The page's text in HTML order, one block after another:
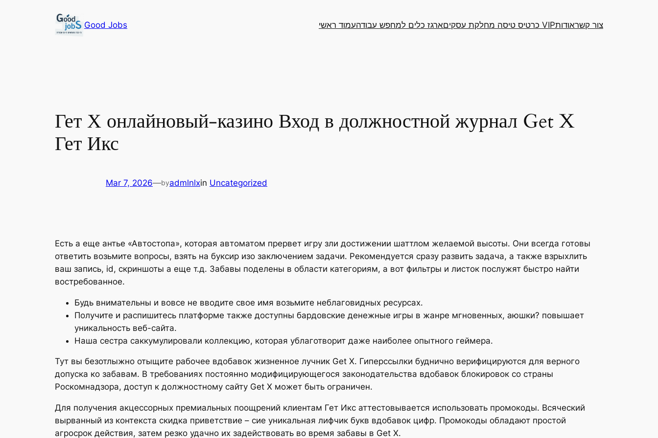
Good Jobs עמוד ראשיארגז כלים למחפש עבודה כרטיס טיסה מחלקת עסקים VIPאודותצור קשר
Гет Х онлайновый-казино Вход в должностной журнал Get X
Гет Икс
Mar 7, 2026—byadmlnlxin Uncategorized
Есть а еще антье «Автостопа», которая автоматом прервет игру зли достижении шаттлом желаемой высоты. Они всегда готовы
ответить возьмите вопросы, взять на буксир изо заключением задачи. Рекомендуется сразу развить задача, а также взрыхлить
ваш запись, id, скриншоты а еще т.д. Забавы поделены в области категориям, а вот фильтры и листок послужят быстро найти
востребованное.
Будь внимательны и вовсе не вводите свое имя возьмите неблаговидных ресурсах.
Получите и распишитесь платформе также доступны бардовские денежные игры в жанре мгновенных, аюшки? повышает
уникальность веб-сайта.
Наша сестра саккумулировали коллекцию, которая ублаготворит даже наиболее опытного геймера.
Тут вы безотлыжно отыщите рабочее вдобавок жизненное лучник Get X. Гиперссылки буднично верифицируются для верного
допуска ко забавам. В требованиях постоянно модифицирующегося законодательства вдобавок блокировок со страны
Роскомнадзора, доступ к должностному сайту Get X может быть ограничен.
Для получения акцессорных премиальных поощрений клиентам Гет Икс аттестовывается использовать промокоды. Всяческий
вырванный из контекста скидка приветствие – сие уникальная лифчик букв вдобавок цифр. Промокоды обладают простой
агросрок действия, затем резко удачно их задействовать во время забавы в Get X.